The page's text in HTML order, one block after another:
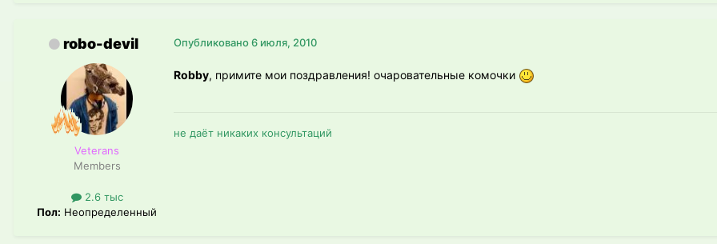
robo-devil
Veterans
Members
2.6 тыс
Пол: Неопределенный
Опубликовано6 июля, 2010
Robby, примите мои поздравления! очаровательные комочки
не даёт никаких консультаций